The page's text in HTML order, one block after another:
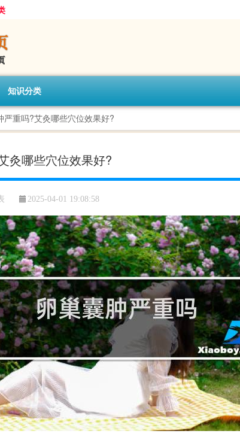
知识分类
严重吗?艾灸哪些穴位效果好?
灸哪些穴位效果好?
2025-04-01 19:08:58